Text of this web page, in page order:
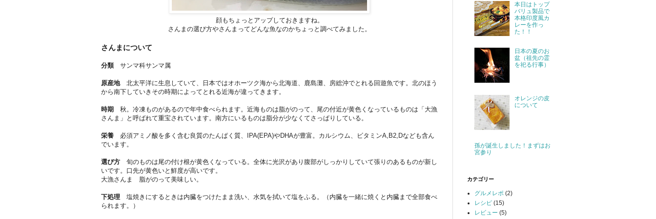
顔もちょっとアップしておきますね。
さんまの選び方やさんまってどんな魚なのかちょっと調べてみました。
さんまについて
分類サンマ科サンマ属
原産地北太平洋に生息していて、日本ではオホーツク海から北海道、鹿島灘、房総沖でとれる回遊魚です。北のほう
から南下していきその時期によってとれる近海が違ってきます。
時期 秋。冷凍ものがあるので年中食べられます。近海ものは脂がのって、尾の付近が黄色くなっているものは「大漁
さんま」と呼ばれて重宝されています。南方にいるものは脂分が少なくてさっぱりしている。
栄養 必須アミノ酸を多く含む良質のたんぱく質、IPA(EPA)やDHAが豊富。カルシウム、ビタミンA,B2,Dなども含ん
でいます。
選び方 旬のものは尾の付け根が黄色くなっている。全体に光沢があり腹部がしっかりしていて張りのあるものが新し
いです。口先が黄色いと鮮度が高いです。
大漁さんま 脂がのって美味しい。
下処理 塩焼きにするときは内臓をつけたまま洗い、水気を拭いて塩をふる。（内臓を一緒に焼くと内臓まで全部食べ
られます。）
本日はトップ
バリュ製品で
本格印度風カ
レーを作っ
た！！
日本の夏のお
盆（祖先の霊
を祀る行事）
オレンジの皮
について
孫が誕生しました！まずはお
宮参り
カテゴリー
グルメレポ (2)
レシピ (15)
レビュー (5)